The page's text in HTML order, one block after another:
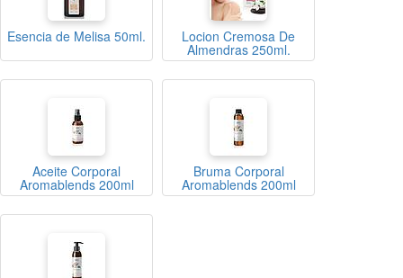
Esencia de Melisa 50ml. Locion Cremosa De
Almendras 250ml.
Aceite Corporal
Aromablends 200ml
Bruma Corporal
Aromablends 200ml